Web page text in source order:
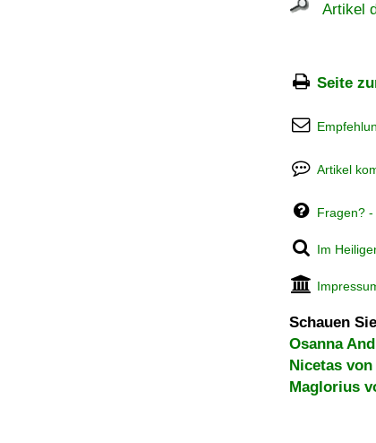
Artikel
Seite
Artikel
Fragen?
Im
Schauen
Osanna
Nicetas
Maglorius